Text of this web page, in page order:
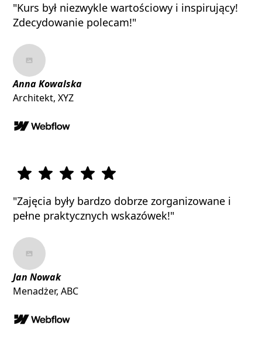
"Kurs był niezwykle wartościowy i inspirujący!
Zdecydowanie polecam!"
Anna Kowalska
Architekt, XYZ
"Zajęcia były bardzo dobrze zorganizowane i
pełne praktycznych wskazówek!"
Jan Nowak
Menadżer, ABC